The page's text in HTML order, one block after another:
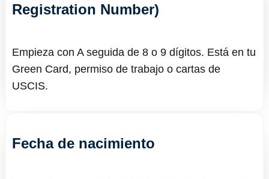
Registration Number)
Empieza con A seguida de 8 o 9 dígitos. Está en tu
Green Card, permiso de trabajo o cartas de
USCIS.
Fecha de nacimiento